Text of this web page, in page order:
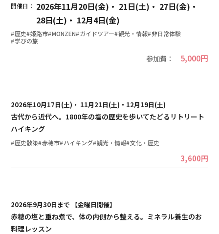
2026年11月20日(金)・ 21日(土)・ 27日(金)・
28日(土)・ 12月4日(金)
歴史 姫路市 MONZEN ガイドツアー 観光・情報 非日常体験
学びの旅
5,000円
2026年10月17日(土)・ 11月21日(土)・12月19日(土)
古代から近代へ。1800年の塩の歴史を歩いてたどるリトリート
ハイキング
歴史散策 赤穂市 ハイキング 観光・情報 文化・歴史
3,600円
2026年9月30日まで 【金曜日開催】
赤穂の塩と重ね煮で、体の内側から整える。ミネラル養生のお
料理レッスン